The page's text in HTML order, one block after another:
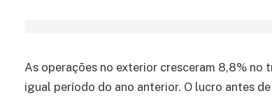
As operações no exterior cresceram 8,8% no
igual período do ano anterior. O lucro antes